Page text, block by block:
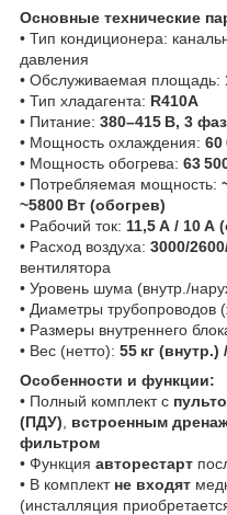
Основные технические
• Тип кондиционера:
давления
• Обслуживаемая площадь:
• Тип хладагента: R410A
• Питание: 380–415 В, 3
• Мощность охлаждения: 60
• Мощность обогрева: 63
• Потребляемая мощность:
~5800 Вт (обогрев)
• Рабочий ток: 11,5 А / 10 А
• Расход воздуха: 3000/
вентилятора
• Уровень шума (внутр./
• Диаметры трубопроводов
• Размеры внутреннего
• Вес (нетто): 55 кг (внутр.)
Особенности и функции:
• Полный комплект с
(ПДУ)
встроенным
фильтром
• Функция авторестарт
• В комплект не входят
(инсталляция